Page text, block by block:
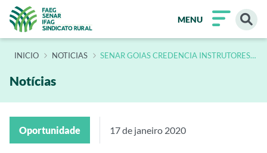
MENU
INÍCIO NOTICIAS SENAR GOIAS CREDENCIA INSTRUTORES
Notícias
Oportunidade 17 de janeiro 2020